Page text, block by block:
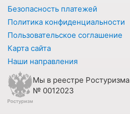
Безопасность платежей
Политика конфиденциальности
Пользовательское соглашение
Карта сайта
Наши направления
Мы в реестре Ростуризма
№ 0012023